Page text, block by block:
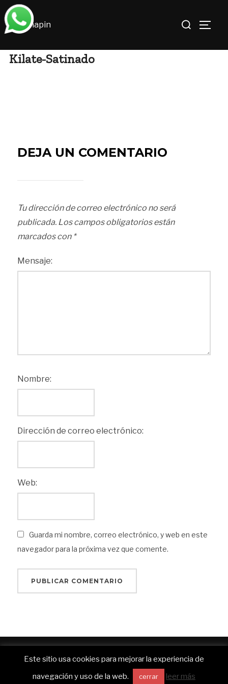
Saltar
al
contenido
Kilate-Satinado
DEJA UN COMENTARIO
Tu dirección de correo electrónico no será
publicada. Los campos obligatorios están
marcados con *
Mensaje:
Nombre:
Dirección de correo electrónico:
Web:
Guarda mi nombre, correo electrónico, y web en este
navegador para la próxima vez que comente.
Funciona con WordPress
Inspiro WordPress Theme porWPZOOM
Este sitio usa cookies para mejorar la experiencia de
navegación y uso de la web.
cerrar leer más